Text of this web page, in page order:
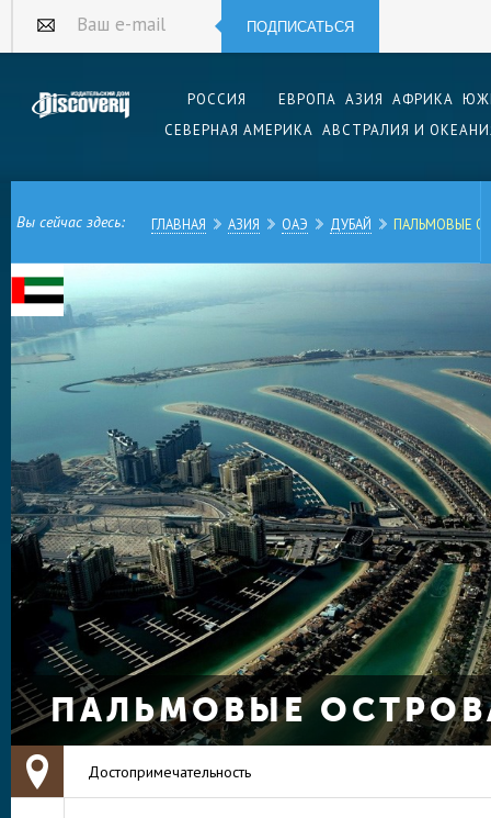
Ваш e-mail ПОДПИСАТЬСЯ
РОССИЯ ЕВРОПА АЗИЯ АФРИКА
СЕВЕРНАЯ АМЕРИКА АВСТРАЛИЯ И
Вы сейчас здесь: ГЛАВНАЯ АЗИЯ ОАЭ ДУБАЙ ПАЛЬМОВЫЕ
ПАЛЬМОВЫЕ
Достопримечательность